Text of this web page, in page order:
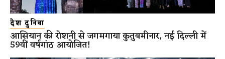
देश दुनिया
आसियान की रोशनी से जगमगाया कुतुबमीनार, नई दिल्ली में
59वीं वर्षगांठ आयोजित!